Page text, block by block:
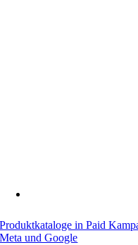
Pro­dukt­ka­ta­lo­ge in Paid
Meta und Goog­le